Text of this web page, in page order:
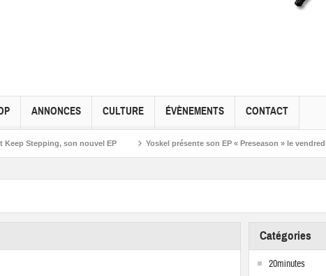
ANNONCES CULTURE ÉVÈNEMENTS CONTACT
son nouvel EP Yoskel présente son EP « Preseason » le vendredi 19
Catégories
20minutes